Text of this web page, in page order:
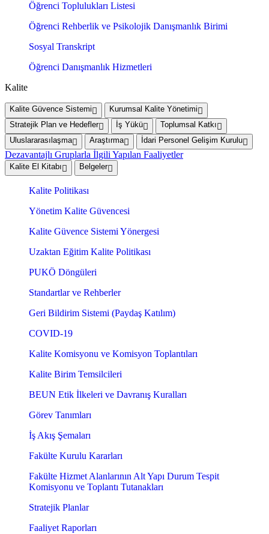
Öğrenci Toplulukları Listesi
Öğrenci Rehberlik ve Psikolojik Danışmanlık Birimi
Sosyal Transkript
Öğrenci Danışmanlık Hizmetleri
Kalite
Kalite Güvence Sistemi
Kurumsal Kalite Yönetimi
Stratejik Plan ve Hedefler
İş Yükü
Toplumsal Katkı
Uluslararasılaşma
Araştırma İdari Personel Gelişim Kurulu
Dezavantajlı Gruplarla İlgili Yapılan Faaliyetler
Kalite El Kitabı Belgeler
Kalite Politikası
Yönetim Kalite Güvencesi
Kalite Güvence Sistemi Yönergesi
Uzaktan Eğitim Kalite Politikası
PUKÖ Döngüleri
Standartlar ve Rehberler
Geri Bildirim Sistemi (Paydaş Katılım)
COVID-19
Kalite Komisyonu ve Komisyon Toplantıları
Kalite Birim Temsilcileri
BEUN Etik İlkeleri ve Davranış Kuralları
Görev Tanımları
İş Akış Şemaları
Fakülte Kurulu Kararları
Fakülte Hizmet Alanlarının Alt Yapı Durum Tespit
Komisyonu ve Toplantı Tutanakları
Stratejik Planlar
Faaliyet Raporları